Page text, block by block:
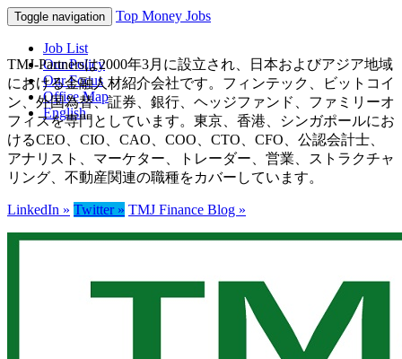
Toggle navigation Top Money Jobs
Job List
Our Policy
Our Focus
Office Map
English
TMJ-Partnersは2000年3月に設立され、日本およびアジア地域
における金融人材紹介会社です。フィンテック、ビットコイ
ン、外国為替、証券、銀行、ヘッジファンド、ファミリーオ
フィスを専門としています。東京、香港、シンガポールにお
けるCEO、CIO、CAO、COO、CTO、CFO、公認会計士、
アナリスト、マーケター、トレーダー、営業、ストラクチャ
リング、不動産関連の職種をカバーしています。
LinkedIn » Twitter » TMJ Finance Blog »